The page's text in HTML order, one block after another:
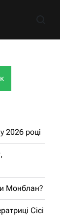
2026 році
Монблан?
Сісі